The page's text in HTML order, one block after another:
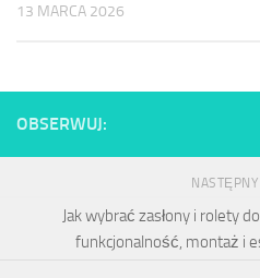
13 MARCA 2026
OBSERWUJ:
Jak wybrać zasłony i rolety
funkcjonalność, montaż i